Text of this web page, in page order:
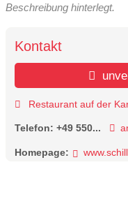
Beschreibung hinterlegt.
Kontakt
Restaurant auf der
Telefon: +49 550...
Homepage: